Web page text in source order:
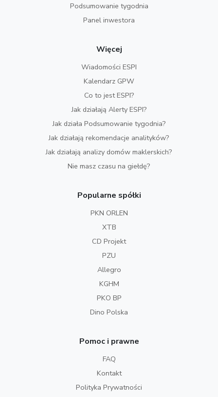
Podsumowanie tygodnia
Panel inwestora
Więcej
Wiadomości ESPI
Kalendarz GPW
Co to jest ESPI?
Jak działają Alerty ESPI?
Jak działa Podsumowanie tygodnia?
Jak działają rekomendacje analityków?
Jak działają analizy domów maklerskich?
Nie masz czasu na giełdę?
Popularne spółki
PKN ORLEN
XTB
CD Projekt
PZU
Allegro
KGHM
PKO BP
Dino Polska
Pomoc i prawne
FAQ
Kontakt
Polityka Prywatności